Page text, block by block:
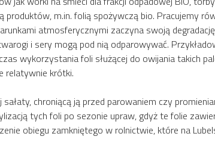
m.in. folią spożywczą bio. Pracujemy
atmosferycznymi zaczyna swoją
i sery mogą pod nią odparowywać.
wykorzystania foli służącej do owijania takich
relatywnie krótki.
chroniącą ją przed parowaniem czy
tych foli po sezonie upraw, gdyż te folie
obiegu zamkniętego w rolnictwie, które na